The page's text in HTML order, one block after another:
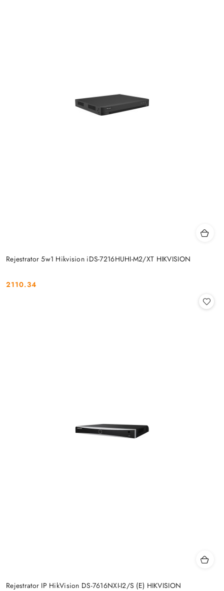
Rejestrator 5w1 Hikvision iDS-7216HUHI-M2/XT HIKVISION
Cena:
2110.34
Rejestrator IP HikVision DS-7616NXI-I2/S (E) HIKVISION